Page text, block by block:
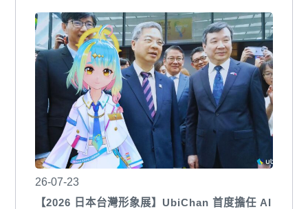
26-07-23
【2026 日本台灣形象展】UbiChan 首度擔任 AI